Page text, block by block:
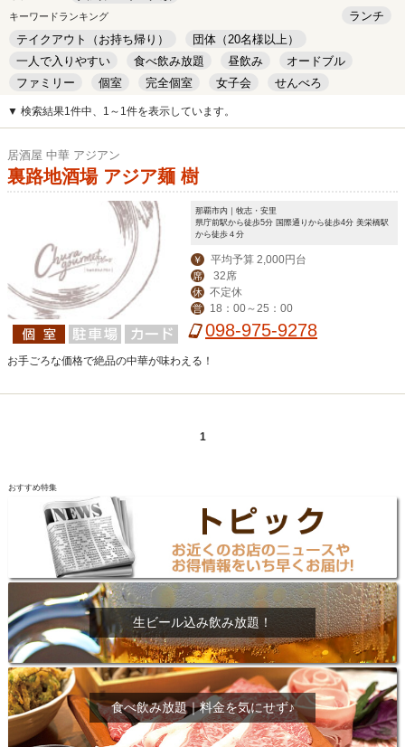
キーワードランキング
ランチ
テイクアウト（お持ち帰り）
団体（20名様以上）
一人で入りやすい
食べ飲み放題 昼飲み
オードブル
ファミリー
個室 完全個室 女子会
せんべろ
キッズルーム
安い デート
▼ 検索結果1件中、1～1件を表示しています。
居酒屋 中華 アジアン
裏路地酒場 アジア麺 樹
那覇市内｜牧志・安里
県庁前駅から徒歩5分 国際通りから徒歩4分 美栄橋駅
から徒歩４分
￥ 平均予算 2,000円台
席 32席
休 不定休
営 18：00～25：00
098-975-9278
お手ごろな価格で絶品の中華が味わえる！
1
おすすめ特集
生ビール込み飲み放題！
食べ飲み放題｜料金を気にせず♪